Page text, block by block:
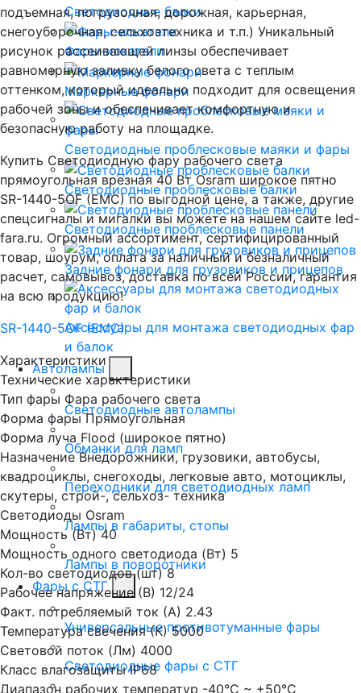
Светодиодные балки
Фары-искатели
Маркерные фонари
Светодиодные проблесковые маяки и фары
Светодиодные проблесковые балки
Светодиодные проблесковые панели
Задние фонари для грузовиков и прицепов
Аксессуары для монтажа светодиодных фар
и балок
Автолампы
Светодиодные автолампы
Обманки для ламп
Переходники для светодиодных ламп
Лампы в габариты, стопы
Лампы в поворотники
Фары с СТГ
Универсальные противотуманные фары
Светодиодные фары с СТГ
подъемная, погрузочная, дорожная, карьерная,
снегоуборочная, сельхозтехника и т.п.) Уникальный
рисунок рассеивающей линзы обеспечивает
равномерную заливку белого света с теплым
оттенком, который идеально подходит для освещения
рабочей зоны и обеспечивает комфортную и
безопасную работу на площадке.
Купить Светодиодную фару рабочего света
прямоугольная врезная 40 Вт Osram широкое пятно
SR-1440-5OF (EMC) по выгодной цене, а также, другие
спецсигналы и мигалки вы можете на нашем сайте led-
fara.ru. Огромный ассортимент, сертифицированный
товар, шоурум, оплата за наличный и безналичный
расчет, самовывоз, доставка по всей России, гарантия
на всю продукцию!
SR-1440-5OF (EMC)
Характеристики
Технические характеристики
Тип фары Фара рабочего света
Форма фары Прямоугольная
Форма луча Flood (широкое пятно)
Назначение Внедорожники, грузовики, автобусы,
квадроциклы, снегоходы, легковые авто, мотоциклы,
скутеры, строй-, сельхоз- техника
Светодиоды Osram
Мощность (Вт) 40
Мощность одного светодиода (Вт) 5
Кол-во светодиодов (шт) 8
Рабочее напряжение (В) 12/24
Факт. потребляемый ток (А) 2.43
Температура свечения (К) 5000
Световой поток (Лм) 4000
Класс влагозащиты IP68
Диапазон рабочих температур -40°С ~ +50°С